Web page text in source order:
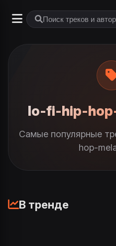
lo-fi-hip-
Самые популярные
hop-
В тренде